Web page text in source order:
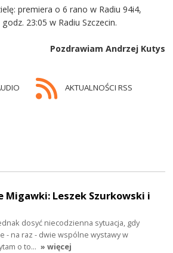
premiera o 6 rano w Radiu 94i4,
23:05 w Radiu Szczecin.
Pozdrawiam Andrzej Kutys
AKTUALNOŚCI RSS
Migawki: Leszek Szurkowski i
dosyć niecodzienna sytuacja, gdy
- na raz - dwie wspólne wystawy w
o to… » więcej